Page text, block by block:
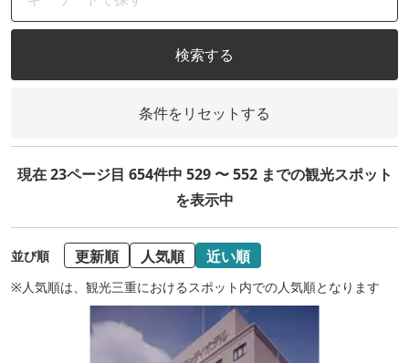
検索する
条件をリセットする
現在 23ページ目 654件中 529 〜 552 までの観光スポット
を表示中
並び順 更新順 人気順 近い順
※人気順は、観光三重におけるスポット内での人気順となります